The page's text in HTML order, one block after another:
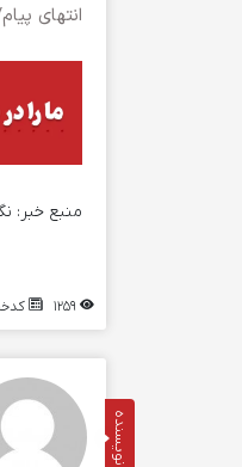
انتهای
منبع خبر:
کدخبر:
نویسنده